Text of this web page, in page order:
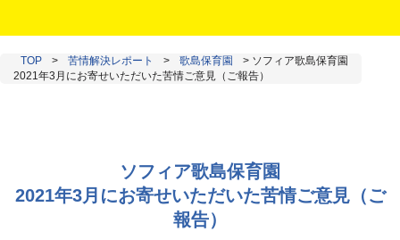
TOP > 苦情解決レポート > 歌島保育園 > ソフィア歌島保育園
2021年3月にお寄せいただいた苦情ご意見（ご報告）
ソフィア歌島保育園
2021年3月にお寄せいただいた苦情ご意見（ご
報告）